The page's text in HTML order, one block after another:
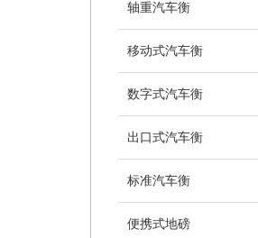
轴重汽车衡
移动式汽车衡
数字式汽车衡
出口式汽车衡
标准汽车衡
便携式地磅